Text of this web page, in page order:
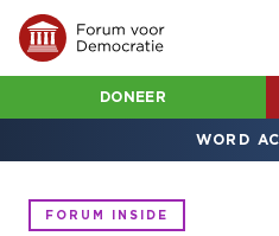
DONEER
WORD
FORUM INSIDE